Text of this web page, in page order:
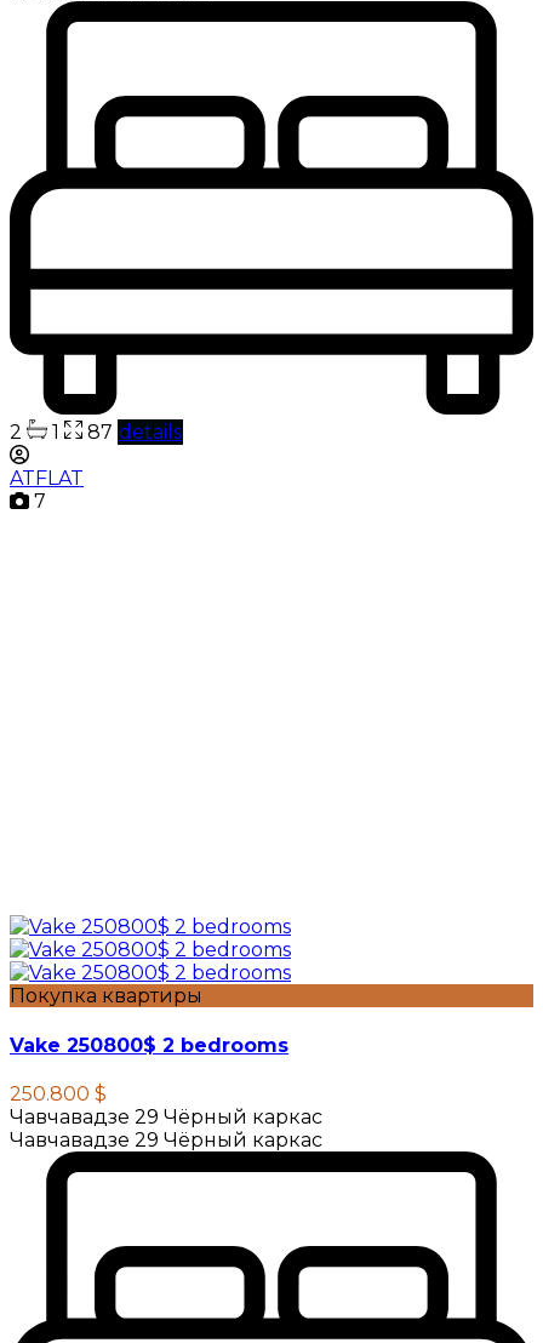
2 1 87 details
ATFLAT
7
Покупка квартиры
Vake 250800$ 2 bedrooms
250.800 $
Чавчавадзе 29 Чёрный каркас
Чавчавадзе 29 Чёрный каркас